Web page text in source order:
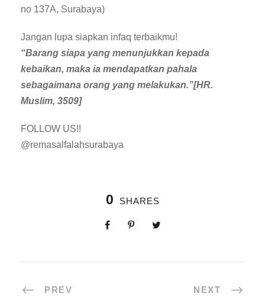
no 137A, Surabaya)
Jangan lupa siapkan infaq terbaikmu!
“Barang siapa yang menunjukkan kepada
kebaikan, maka ia mendapatkan pahala
sebagaimana orang yang melakukan.”[HR.
Muslim, 3509]
FOLLOW US!!
@remasalfalahsurabaya
0 SHARES
PREV NEXT